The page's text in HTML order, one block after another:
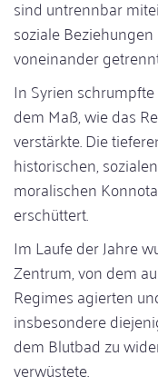
sind untrennbar
soziale
voneinander
In Syrien
dem Maß, wie das
verstärkte. Die
historischen,
moralischen
erschüttert.
Im Laufe der Jahre
Zentrum, von dem
Regimes agierten
insbesondere
dem Blutbad zu
verwüstete.